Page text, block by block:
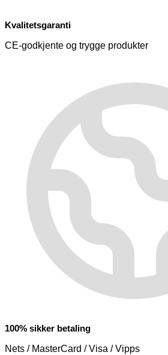
Kvalitetsgaranti
CE-godkjente og trygge produkter
100% sikker betaling
Nets / MasterCard / Visa / Vipps